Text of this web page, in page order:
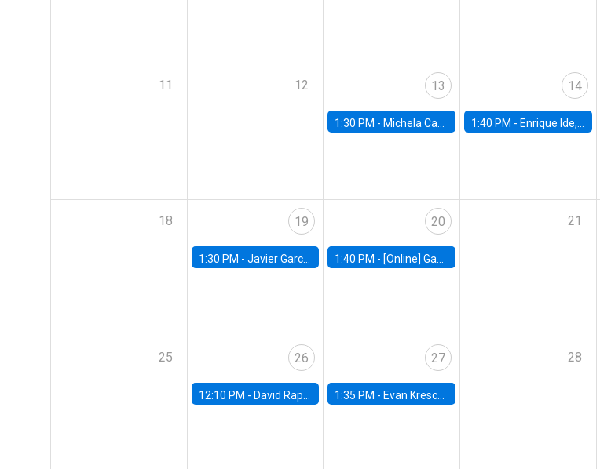
11 12 13
1:30 PM - Michela Carlana, Harvard Kennedy School
14
1:40 PM - Enrique Ide, IESE
18 19
1:30 PM - Javier Garcia Cicco, Universidad de San Andres
20
1:40 PM - [Online] Gabriel Englander, World Bank
21
25 26
12:10 PM - David Rappoport, FED Board
27
1:35 PM - Evan Kresch, Oberlin College
28